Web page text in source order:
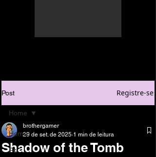
Post Registre-se
Home
Pc
Home
Shadow of the Tomb
brothergamer
29 de set. de 2025 1 min de leitura